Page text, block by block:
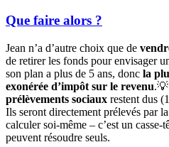
Que faire alors ?
Jean n’a d’autre choix que de
de retirer les fonds pour envisager
son plan a plus de 5 ans, donc la
exonérée d’impôt sur le revenu.💡
prélèvements sociaux restent dus
Ils seront directement prélevés par
calculer soi-même – c’est un casse-
peuvent résoudre seuls.